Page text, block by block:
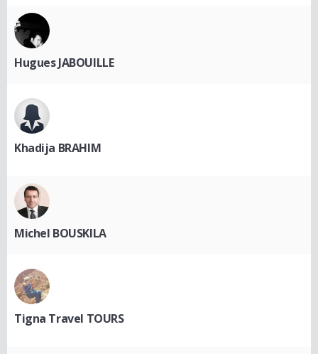
Hugues JABOUILLE
Khadija BRAHIM
Michel BOUSKILA
Tigna Travel TOURS